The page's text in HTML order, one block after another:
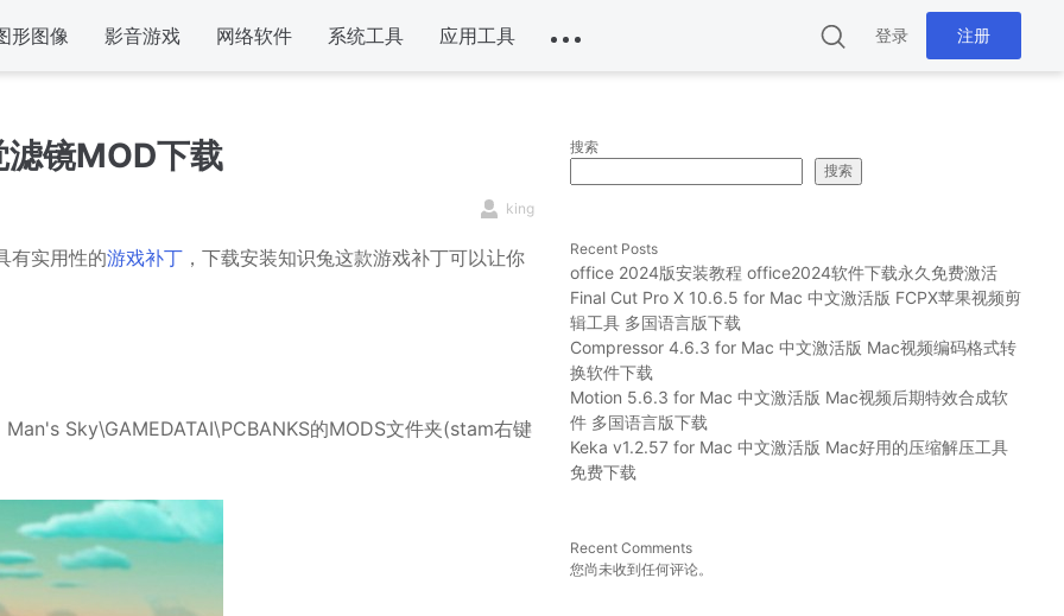
形图像 影音游戏 网络软件 系统工具 应用工具 登录 注册
镜MOD下载
king
有实用性的游戏补丁 ，下载安装知识兔这款游戏补丁可以让你
Sky\GAMEDATAI\PCBANKS的MODS文件夹(stam右键
搜索
搜索
Recent Posts
office 2024版安装教程 office2024软件下载永久免费激活
Final Cut Pro X 10.6.5 for Mac 中文激活版 FCPX苹果视频剪
辑工具 多国语言版下载
Compressor 4.6.3 for Mac 中文激活版 Mac视频编码格式转
换软件下载
Motion 5.6.3 for Mac 中文激活版 Mac视频后期特效合成软
件 多国语言版下载
Keka v1.2.57 for Mac 中文激活版 Mac好用的压缩解压工具
免费下载
Recent Comments
您尚未收到任何评论。